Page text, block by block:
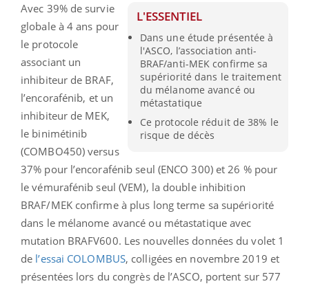
L'ESSENTIEL
Dans une étude présentée à
l'ASCO, l’association anti-
BRAF/anti-MEK confirme sa
supériorité dans le traitement
du mélanome avancé ou
métastatique
Ce protocole réduit de 38% le
risque de décès
Avec 39% de survie
globale à 4 ans pour
le protocole
associant un
inhibiteur de BRAF,
l’encorafénib, et un
inhibiteur de MEK,
le binimétinib
(COMBO450) versus
37% pour l’encorafénib seul (ENCO 300) et 26 % pour
le vémurafénib seul (VEM), la double inhibition
BRAF/MEK confirme à plus long terme sa supériorité
dans le mélanome avancé ou métastatique avec
mutation BRAFV600. Les nouvelles données du volet 1
de l’essai COLOMBUS, colligées en novembre 2019 et
présentées lors du congrès de l’ASCO, portent sur 577